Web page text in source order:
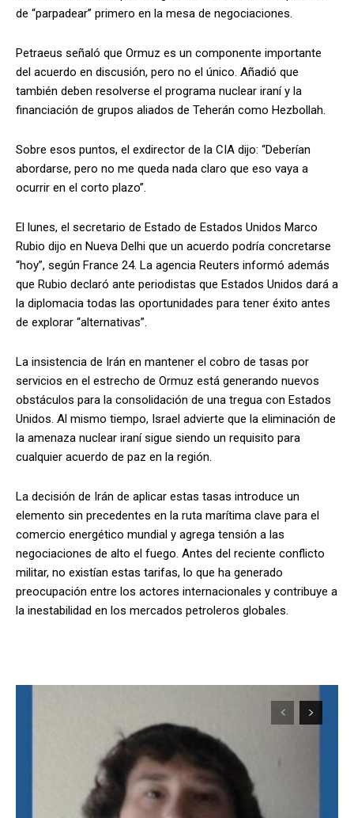
de “parpadear” primero en la mesa de negociaciones.
Petraeus señaló que Ormuz es un componente importante
del acuerdo en discusión, pero no el único. Añadió que
también deben resolverse el programa nuclear iraní y la
financiación de grupos aliados de Teherán como Hezbollah.
Sobre esos puntos, el exdirector de la CIA dijo: “Deberían
abordarse, pero no me queda nada claro que eso vaya a
ocurrir en el corto plazo”.
El lunes, el secretario de Estado de Estados Unidos Marco
Rubio dijo en Nueva Delhi que un acuerdo podría concretarse
“hoy”, según France 24. La agencia Reuters informó además
que Rubio declaró ante periodistas que Estados Unidos dará a
la diplomacia todas las oportunidades para tener éxito antes
de explorar “alternativas”.
La insistencia de Irán en mantener el cobro de tasas por
servicios en el estrecho de Ormuz está generando nuevos
obstáculos para la consolidación de una tregua con Estados
Unidos. Al mismo tiempo, Israel advierte que la eliminación de
la amenaza nuclear iraní sigue siendo un requisito para
cualquier acuerdo de paz en la región.
La decisión de Irán de aplicar estas tasas introduce un
elemento sin precedentes en la ruta marítima clave para el
comercio energético mundial y agrega tensión a las
negociaciones de alto el fuego. Antes del reciente conflicto
militar, no existían estas tarifas, lo que ha generado
preocupación entre los actores internacionales y contribuye a
la inestabilidad en los mercados petroleros globales.